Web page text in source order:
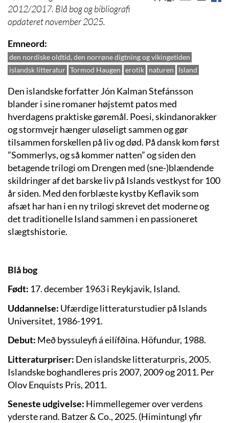
2012/2017. Blå bog og bibliografi
opdateret november 2025.
Emneord
den nordiske oldtid, den norrøne digtning og vikingetiden
islandsk litteratur Tormod Haugen erotik naturen Island
Den islandske forfatter Jón Kalman Stefánsson
blander i sine romaner højstemt patos med
hverdagens praktiske gøremål. Poesi, skindanorakker
og stormvejr hænger uløseligt sammen og gør
tilsammen forskellen på liv og død. På dansk kom først
”Sommerlys, og så kommer natten” og siden den
betagende trilogi om Drengen med (sne-)blændende
skildringer af det barske liv på Islands vestkyst for 100
år siden. Med den forblæste kystby Keflavik som
afsæt har han i en ny trilogi skrevet det moderne og
det traditionelle Island sammen i en passioneret
slægtshistorie.
Blå bog
Født: 17. december 1963 i Reykjavik, Island.
Uddannelse: Ufærdige litteraturstudier på Islands
Universitet, 1986-1991.
Debut: Með byssuleyfi á eilífðina. Höfundur, 1988.
Litteraturpriser: Den islandske litteraturpris, 2005.
Islandske boghandleres pris 2007, 2009 og 2011. Per
Olov Enquists Pris, 2011.
Seneste udgivelse: Himmellegemer over verdens
yderste rand. Batzer & Co., 2025. (Himintungl yfir